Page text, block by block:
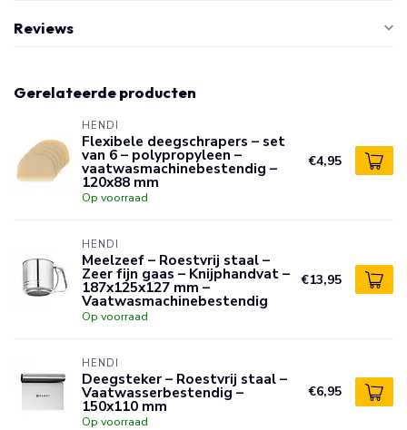
Reviews
Gerelateerde producten
HENDI
Flexibele deegschrapers – set
van 6 – polypropyleen –
vaatwasmachinebestendig –
120x88 mm
Op voorraad
€4,95
HENDI
Meelzeef – Roestvrij staal –
Zeer fijn gaas – Knijphandvat –
187x125x127 mm –
Vaatwasmachinebestendig
Op voorraad
€13,95
HENDI
Deegsteker – Roestvrij staal –
Vaatwasserbestendig –
150x110 mm
Op voorraad
€6,95